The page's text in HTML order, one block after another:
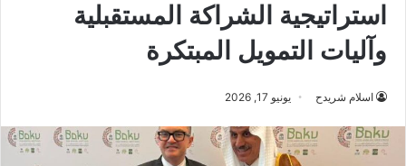
استراتيجية الشراكة المستقبلية
وآليات التمويل المبتكرة
اسلام شريدح يونيو 17, 2026